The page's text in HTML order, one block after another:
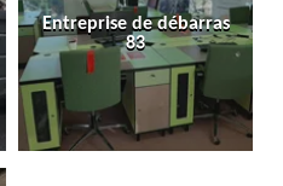
Entreprise de débarras
83